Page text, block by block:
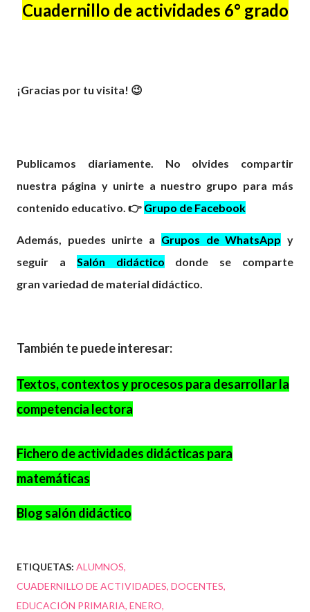
Cuadernillo de actividades 6° grado
¡Gracias por tu visita! 😉
Publicamos diariamente. No olvides compartir
nuestra página y unirte a nuestro grupo para más
contenido educativo. 👉 Grupo de Facebook
Además, puedes unirte a Grupos de WhatsApp y
seguir a Salón didáctico
donde se comparte
gran variedad de material didáctico.
También te puede interesar:
Textos, contextos y procesos para desarrollar la
competencia lectora
Fichero de actividades didácticas para
matemáticas
Blog salón didáctico
ETIQUETAS: ALUMNOS
CUADERNILLO DE ACTIVIDADES DOCENTES
EDUCACIÓN PRIMARIA ENERO